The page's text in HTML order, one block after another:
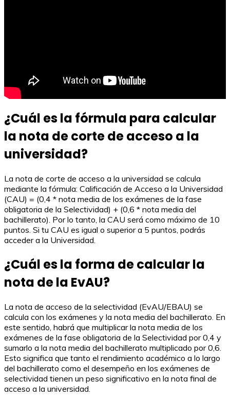
¿Cuál es la fórmula para calcular
la nota de corte de acceso a la
universidad?
La nota de corte de acceso a la universidad se calcula
mediante la fórmula: Calificación de Acceso a la Universidad
(CAU) = (0,4 * nota media de los exámenes de la fase
obligatoria de la Selectividad) + (0,6 * nota media del
bachillerato). Por lo tanto, la CAU será como máximo de 10
puntos. Si tu CAU es igual o superior a 5 puntos, podrás
acceder a la Universidad.
¿Cuál es la forma de calcular la
nota de la EvAU?
La nota de acceso de la selectividad (EvAU/EBAU) se
calcula con los exámenes y la nota media del bachillerato. En
este sentido, habrá que multiplicar la nota media de los
exámenes de la fase obligatoria de la Selectividad por 0,4 y
sumarlo a la nota media del bachillerato multiplicado por 0,6.
Esto significa que tanto el rendimiento académico a lo largo
del bachillerato como el desempeño en los exámenes de
selectividad tienen un peso significativo en la nota final de
acceso a la universidad.